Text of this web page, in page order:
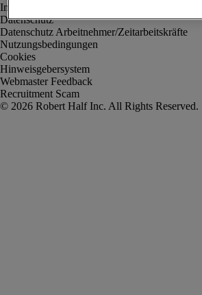
Impressum
Datenschutz
Datenschutz Arbeitnehmer/Zeitarbeitskräfte
Nutzungsbedingungen
Cookies
Hinweisgebersystem
Webmaster Feedback
Recruitment Scam